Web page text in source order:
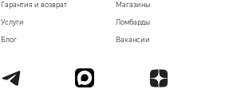
Магазины
Ломбарды
Вакансии
Гарантия и возврат
Услуги
Блог